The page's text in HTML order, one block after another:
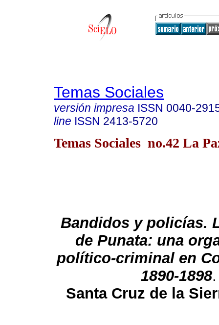
Temas Sociales
versión impresa ISSN 0040-
line ISSN 2413-5720
Temas Sociales no.42 La
Bandidos y policías.
de Punata: una
político-criminal en
1890-1898.
Santa Cruz de la